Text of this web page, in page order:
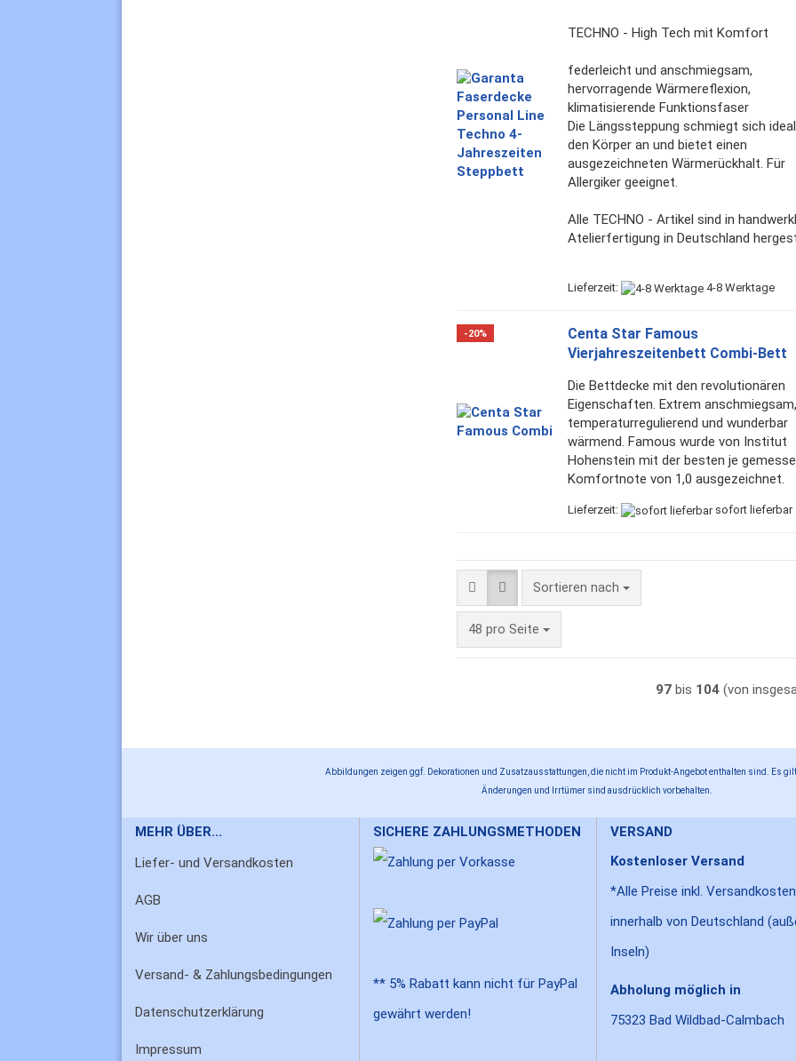
TECHNO - High Tech mit Komfort
federleicht und anschmiegsam,
hervorragende Wärmereflexion,
klimatisierende Funktionsfaser
Die Längssteppung schmiegt sich
den Körper an und bietet einen
ausgezeichneten Wärmerückhalt. Für
Allergiker geeignet.
Alle TECHNO - Artikel sind in
Atelierfertigung in Deutschland
Lieferzeit: 4-8 Werktage
-20%
Centa Star Famous
Vierjahreszeitenbett Combi-Bett
Die Bettdecke mit den revolutionären
Eigenschaften. Extrem anschmiegsam,
temperaturregulierend und wunderbar
wärmend. Famous wurde von Institut
Hohenstein mit der besten je
Komfortnote von 1,0 ausgezeichnet.
Lieferzeit: sofort lieferbar
Sortieren nach
Sortieren nach
48 pro Seite
pro Seite
97bis 104(von
Abbildungen zeigen ggf. Dekorationen und Zusatzausstattungen, die nicht im Produkt-Angebot enthalten sind. Es
Änderungen und Irrtümer sind ausdrücklich vorbehalten.
MEHR ÜBER...
Liefer- und Versandkosten
AGB
Wir über uns
Versand- & Zahlungsbedingungen
Datenschutzerklärung
Impressum
SICHERE ZAHLUNGSMETHODEN
** 5% Rabatt kann nicht für PayPal
gewährt werden!
VERSAND
Kostenloser Versand
*Alle Preise inkl.
innerhalb von Deutschland
Inseln)
Abholung möglich in
75323 Bad Wildbad-Calmbach